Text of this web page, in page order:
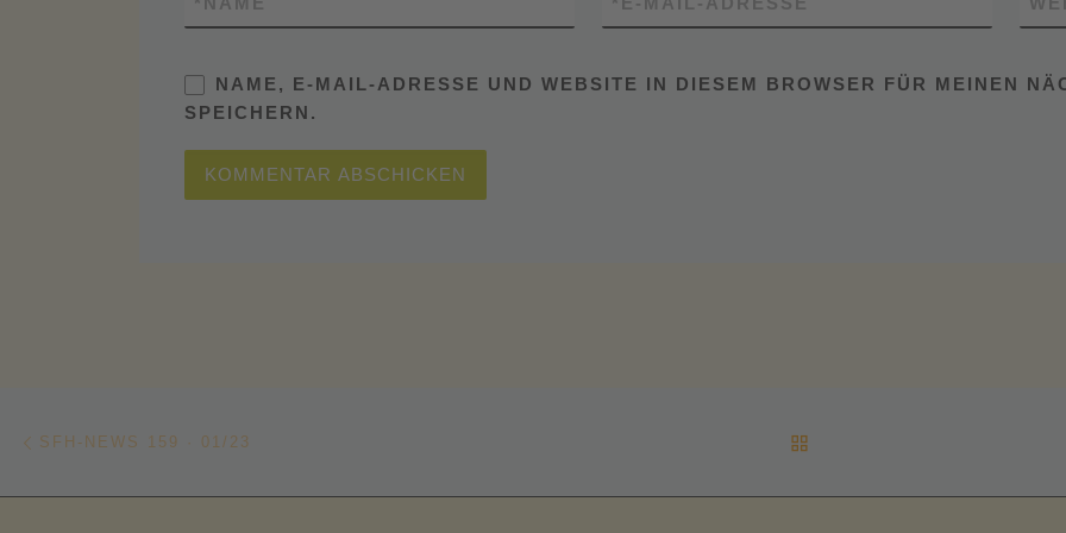
NAME, E-MAIL-ADRESSE UND WEBSITE IN DIESEM BROWSER FÜR MEINEN
SPEICHERN.
Beitragsnavigation
SFH-NEWS 159 · 01/23